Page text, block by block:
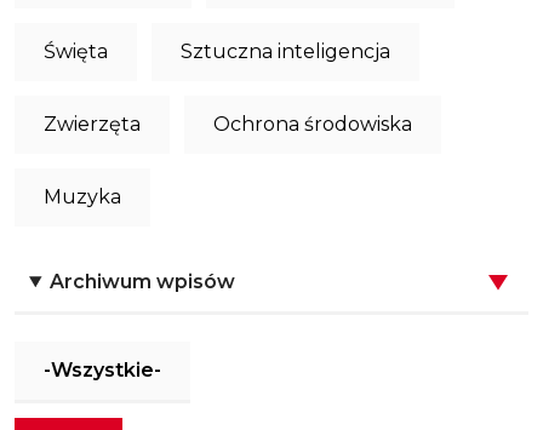
Święta Sztuczna inteligencja
Zwierzęta Ochrona środowiska
Muzyka
Archiwum wpisów
-Wszystkie-